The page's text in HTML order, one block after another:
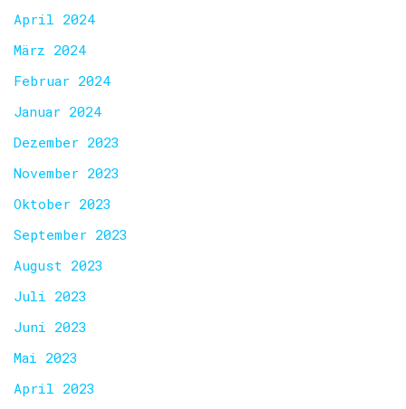
April 2024
März 2024
Februar 2024
Januar 2024
Dezember 2023
November 2023
Oktober 2023
September 2023
August 2023
Juli 2023
Juni 2023
Mai 2023
April 2023